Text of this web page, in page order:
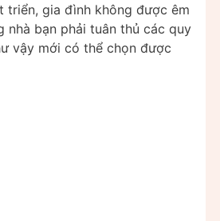
triển, gia đình không được êm
nhà bạn phải tuân thủ các quy
vậy mới có thể chọn được